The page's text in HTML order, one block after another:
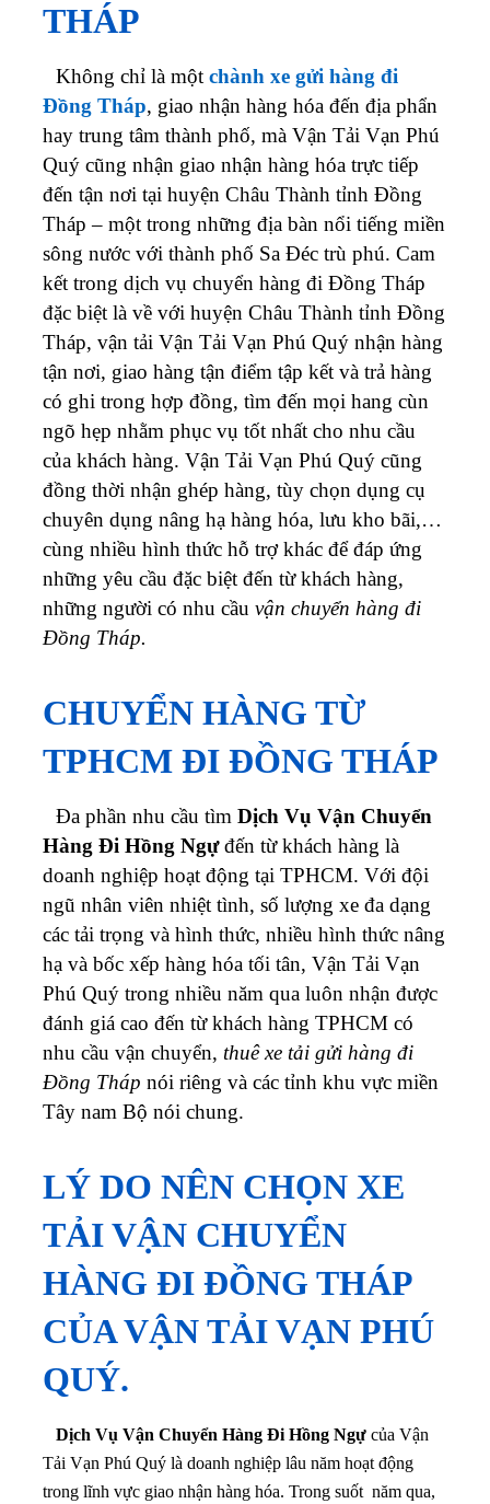
THÁP
Không chỉ là một chành xe gửi hàng đi
Đồng Tháp, giao nhận hàng hóa đến địa phẩn
hay trung tâm thành phố, mà Vận Tải Vạn Phú
Quý cũng nhận giao nhận hàng hóa trực tiếp
đến tận nơi tại huyện Châu Thành tỉnh Đồng
Tháp – một trong những địa bàn nổi tiếng miền
sông nước với thành phố Sa Đéc trù phú. Cam
kết trong dịch vụ chuyển hàng đi Đồng Tháp
đặc biệt là về với huyện Châu Thành tỉnh Đồng
Tháp, vận tải Vận Tải Vạn Phú Quý nhận hàng
tận nơi, giao hàng tận điểm tập kết và trả hàng
có ghi trong hợp đồng, tìm đến mọi hang cùn
ngõ hẹp nhằm phục vụ tốt nhất cho nhu cầu
của khách hàng. Vận Tải Vạn Phú Quý cũng
đồng thời nhận ghép hàng, tùy chọn dụng cụ
chuyên dụng nâng hạ hàng hóa, lưu kho bãi,…
cùng nhiều hình thức hỗ trợ khác để đáp ứng
những yêu cầu đặc biệt đến từ khách hàng,
những người có nhu cầu vận chuyển hàng đi
Đồng Tháp.
CHUYỂN HÀNG TỪ
TPHCM ĐI ĐỒNG THÁP
Đa phần nhu cầu tìm Dịch Vụ Vận Chuyển
Hàng Đi Hồng Ngựđến từ khách hàng là
doanh nghiệp hoạt động tại TPHCM. Với đội
ngũ nhân viên nhiệt tình, số lượng xe đa dạng
các tải trọng và hình thức, nhiều hình thức nâng
hạ và bốc xếp hàng hóa tối tân, Vận Tải Vạn
Phú Quý trong nhiều năm qua luôn nhận được
đánh giá cao đến từ khách hàng TPHCM có
nhu cầu vận chuyển, thuê xe tải gửi hàng đi
Đồng Tháp nói riêng và các tỉnh khu vực miền
Tây nam Bộ nói chung.
LÝ DO NÊN CHỌN XE
TẢI VẬN CHUYỂN
HÀNG ĐI ĐỒNG THÁP
CỦA VẬN TẢI VẠN PHÚ
QUÝ.
Dịch Vụ Vận Chuyển Hàng Đi Hồng Ngự của Vận
Tải Vạn Phú Quý là doanh nghiệp lâu năm hoạt động
trong lĩnh vực giao nhận hàng hóa. Trong suốt năm qua,